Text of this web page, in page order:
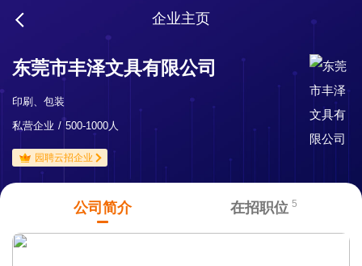
企业主页
东莞市丰泽文具有限公司
印刷、包装
私营企业
500-1000人
园聘云招企业
公司简介 在招职位 5